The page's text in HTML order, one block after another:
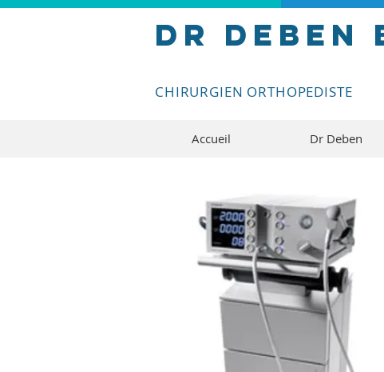
Dr DeBEN
CHIRURGIEN ORTHOPEDISTE
Accueil Dr Deben